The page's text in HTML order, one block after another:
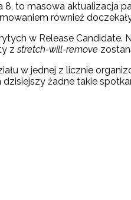
to masowa aktualizacja
również
w Release
zstretch-will-remove
w jednej z licznie
żadne takie